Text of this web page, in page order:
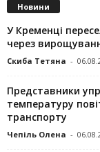
Новини
У Кременці
через
Скиба Тетяна -
Представники
температуру
транспорту
Чепіль Олена -